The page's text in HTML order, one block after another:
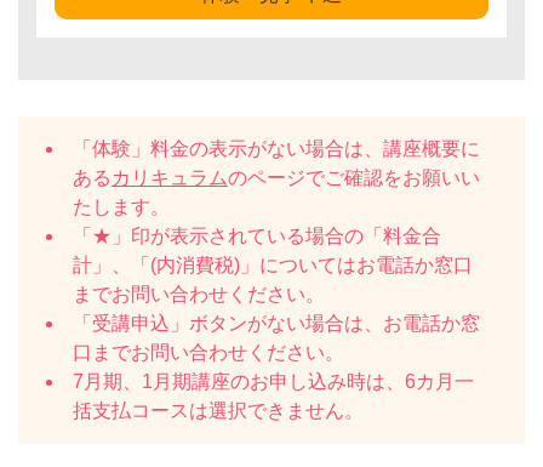
「体験」料金の表示がない場合は、講座概要に
ある カリキュラムのページでご確認をお願いい
たします。
「★」印が表示されている場合の「料金合
計」、「(内消費税)」についてはお電話か窓口
までお問い合わせください。
「受講申込」ボタンがない場合は、お電話か窓
口までお問い合わせください。
7月期、1月期講座のお申し込み時は、6カ月一
括支払コースは選択できません。